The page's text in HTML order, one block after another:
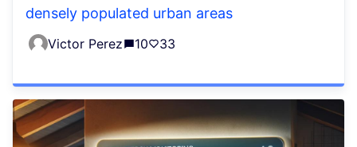
densely populated urban areas
Victor Perez 10 33